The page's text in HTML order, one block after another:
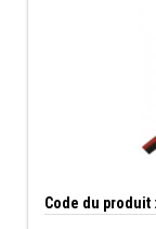
Code du produit :